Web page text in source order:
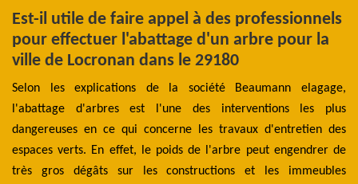
Est-il utile de faire appel à des professionnels
pour effectuer l'abattage d'un arbre pour la
ville de Locronan dans le 29180
Selon les explications de la société Beaumann elagage,
l'abattage d'arbres est l'une des interventions les plus
dangereuses en ce qui concerne les travaux d'entretien des
espaces verts. En effet, le poids de l'arbre peut engendrer de
très gros dégâts sur les constructions et les immeubles